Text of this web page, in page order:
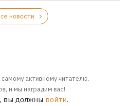
новости
активному читателю.
и мы наградим вас!
вы должны войти.